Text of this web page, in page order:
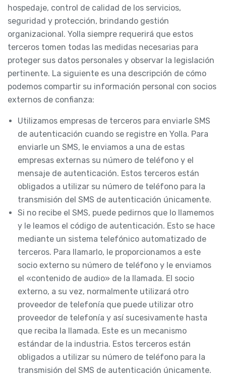
hospedaje, control de calidad de los servicios,
seguridad y protección, brindando gestión
organizacional. Yolla siempre requerirá que estos
terceros tomen todas las medidas necesarias para
proteger sus datos personales y observar la legislación
pertinente. La siguiente es una descripción de cómo
podemos compartir su información personal con socios
externos de confianza:
Utilizamos empresas de terceros para enviarle SMS
de autenticación cuando se registre en Yolla. Para
enviarle un SMS, le enviamos a una de estas
empresas externas su número de teléfono y el
mensaje de autenticación. Estos terceros están
obligados a utilizar su número de teléfono para la
transmisión del SMS de autenticación únicamente.
Si no recibe el SMS, puede pedirnos que lo llamemos
y le leamos el código de autenticación. Esto se hace
mediante un sistema telefónico automatizado de
terceros. Para llamarlo, le proporcionamos a este
socio externo su número de teléfono y le enviamos
el «contenido de audio» de la llamada. El socio
externo, a su vez, normalmente utilizará otro
proveedor de telefonía que puede utilizar otro
proveedor de telefonía y así sucesivamente hasta
que reciba la llamada. Este es un mecanismo
estándar de la industria. Estos terceros están
obligados a utilizar su número de teléfono para la
transmisión del SMS de autenticación únicamente.